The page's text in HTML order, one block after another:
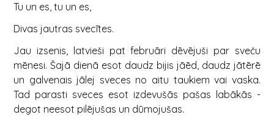
Tu un es, tu un es,
Divas jautras svecītes.
Jau izsenis, latvieši pat februāri dēvējuši par sveču
mēnesi. Šajā dienā esot daudz bijis jāēd, daudz jātērē
un galvenais jālej sveces no aitu taukiem vai vaska.
Tad parasti sveces esot izdevušās pašas labākās -
degot neesot pilējušas un dūmojušas.